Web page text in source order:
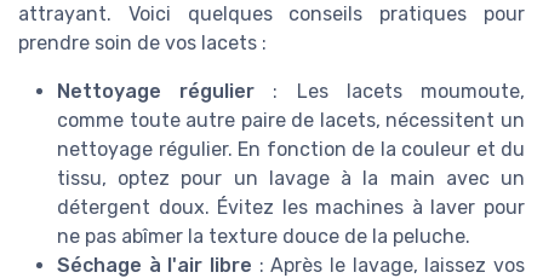
attrayant. Voici quelques conseils pratiques pour
prendre soin de vos lacets :
Nettoyage régulier : Les lacets moumoute,
comme toute autre paire de lacets, nécessitent un
nettoyage régulier. En fonction de la couleur et du
tissu, optez pour un lavage à la main avec un
détergent doux. Évitez les machines à laver pour
ne pas abîmer la texture douce de la peluche.
Séchage à l'air libre : Après le lavage, laissez vos